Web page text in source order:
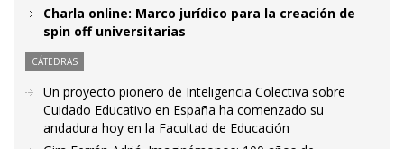
Charla online: Marco jurídico para la creación de
spin off universitarias
CÁTEDRAS
Un proyecto pionero de Inteligencia Colectiva sobre
Cuidado Educativo en España ha comenzado su
andadura hoy en la Facultad de Educación